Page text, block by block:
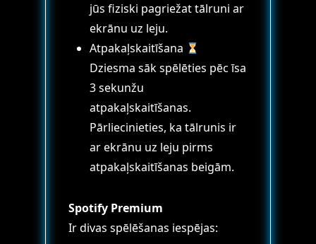
jūs fiziski pagriežat tālruni ar
ekrānu uz leju.
Atpakaļskaitīšana
Dziesma sāk spēlēties pēc īsa
3 sekunžu
atpakaļskaitīšanas.
Pārliecinieties, ka tālrunis ir
ar ekrānu uz leju pirms
atpakaļskaitīšanas beigām.
Spotify Premium
Ir divas spēlēšanas iespējas: